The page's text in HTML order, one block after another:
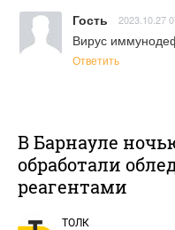
Гость 2023.10.27
Вирус
Ответить
В Барнауле
обработали
реагентами
ТОЛК